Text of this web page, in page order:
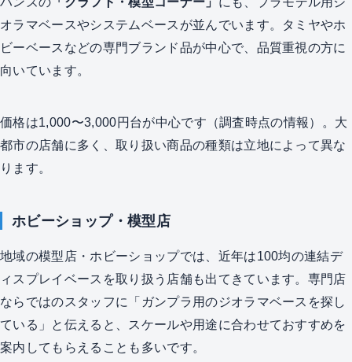
オラマベースやシステムベースが並んでいます。タミヤやホ
ビーベースなどの専門ブランド品が中心で、品質重視の方に
向いています。
価格は1,000〜3,000円台が中心です（調査時点の情報）。大
都市の店舗に多く、取り扱い商品の種類は立地によって異な
ります。
ホビーショップ・模型店
地域の模型店・ホビーショップでは、近年は100均の連結デ
ィスプレイベースを取り扱う店舗も出てきています。専門店
ならではのスタッフに「ガンプラ用のジオラマベースを探し
ている」と伝えると、スケールや用途に合わせておすすめを
案内してもらえることも多いです。